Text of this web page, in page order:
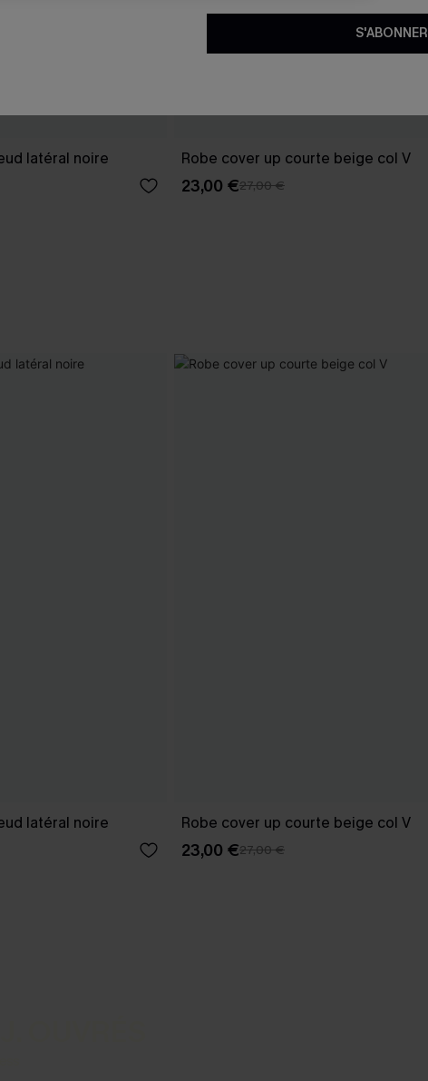
latéral noire Robe cover up courte beige col V
23,00 €27,00 €
latéral noire Robe cover up courte beige col V
23,00 €27,00 €
S'ABONNER